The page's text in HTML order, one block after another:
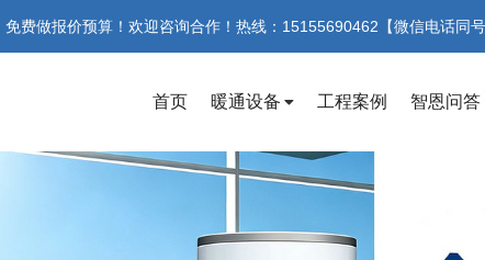
费做报价预算！欢迎咨询合作！热线：15155690462【微信电话同
首页 暖通设备 工程案例 智恩问答